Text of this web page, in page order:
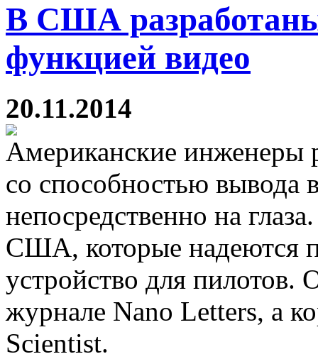
В США
функцией видео
20.11.2014
Американские инженеры
со способностью вывода
непосредственно на
США, которые надеются
устройство для пилотов.
журнале Nano Letters, а
Scientist.